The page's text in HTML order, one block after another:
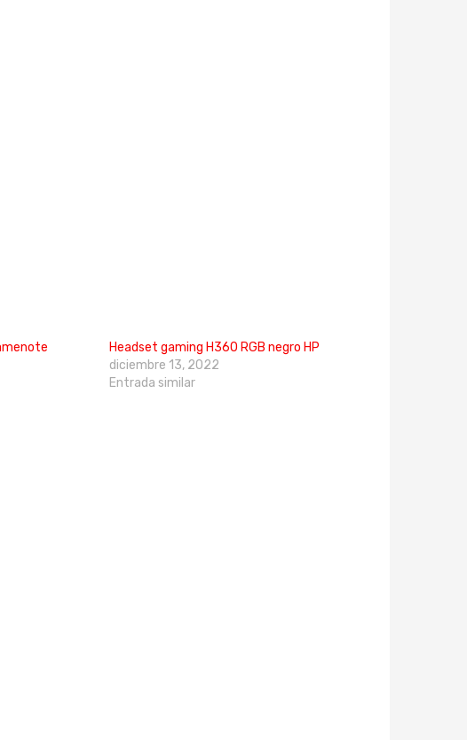
Headset gaming H360 RGB negro HP
diciembre 13, 2022
Entrada similar